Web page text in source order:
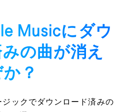
Musicにダウ
の曲が消え
？
ックでダウンロード済みの